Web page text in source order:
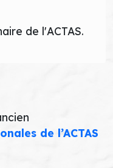
de l'ACTAS.
de l’ACTAS